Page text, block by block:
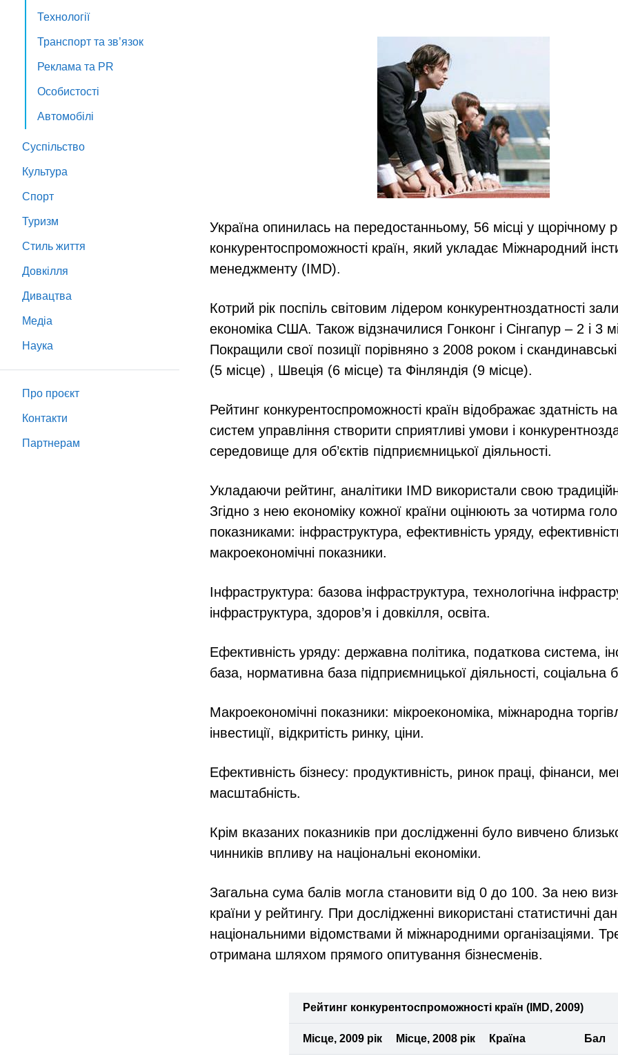
Технології
Транспорт та зв’язок
Реклама та PR
Особистості
Автомобілі
Суспільство
Культура
Спорт
Туризм
Стиль життя
Довкілля
Дивацтва
Медіа
Наука
Про проєкт
Контакти
Партнeрам
Україна опинилась на передостанньому, 56 місці у щорічному
конкурентоспроможності країн, який укладає Міжнародний
менеджменту (IMD).
Котрий рік поспіль світовим лідером конкурентноздатності
економіка США. Також відзначилися Гонконг і Сінгапур – 2 і 3
Покращили свої позиції порівняно з 2008 роком і
(5 місце) , Швеція (6 місце) та Фінляндія (9 місце).
Рейтинг конкурентоспроможності країн відображає здатність
систем управління створити сприятливі умови і
середовище для об’єктів підприємницької діяльності.
Укладаючи рейтинг, аналітики IMD використали свою
Згідно з нею економіку кожної країни оцінюють за чотирма
показниками: інфраструктура, ефективність уряду,
макроекономічні показники.
Інфраструктура: базова інфраструктура, технологічна
інфраструктура, здоров’я і довкілля, освіта.
Ефективність уряду: державна політика, податкова система,
база, нормативна база підприємницької діяльності, соціальна
Макроекономічні показники: мікроекономіка, міжнародна
інвестиції, відкритість ринку, ціни.
Ефективність бізнесу: продуктивність, ринок праці, фінанси,
масштабність.
Крім вказаних показників при дослідженні було вивчено
чинників впливу на національні економіки.
Загальна сума балів могла становити від 0 до 100. За нею
країни у рейтингу. При дослідженні використані статистичні
національними відомствами й міжнародними організаціями.
отримана шляхом прямого опитування бізнесменів.
Рейтинг конкурентоспроможності країн (IMD, 2009)
Місце, 2009 рік Місце, 2008 рік Країна Бал